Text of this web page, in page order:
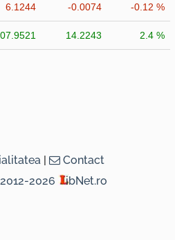
6.1244 -0.0074 -0.12 %
14.2243 2.4 %
|
Contact
2026
ibNet.ro